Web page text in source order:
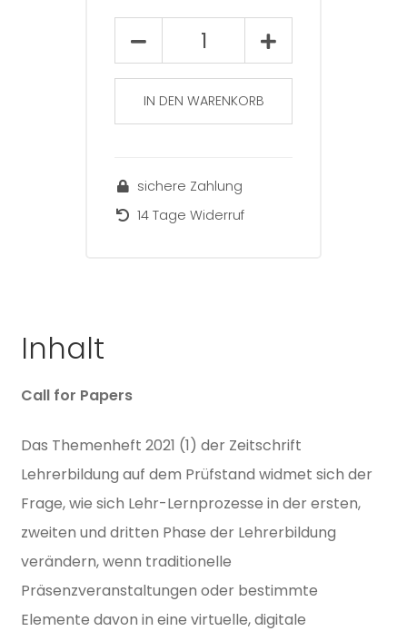
Lehrerbildung
dem
Prüfstand
2020
(1)
Kap.7
IN DEN WARENKORB
sichere Zahlung
14 Tage Widerruf
Inhalt
Call for Papers
Das Themenheft 2021 (1) der Zeitschrift
Lehrerbildung auf dem Prüfstand widmet sich der
Frage, wie sich Lehr-Lernprozesse in der ersten,
zweiten und dritten Phase der Lehrerbildung
verändern, wenn traditionelle
Präsenzveranstaltungen oder bestimmte
Elemente davon in eine virtuelle, digitale